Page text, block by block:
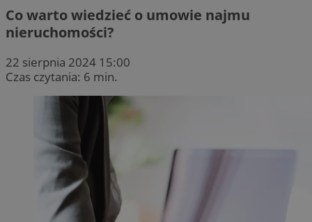
Co warto wiedzieć o umowie najmu
nieruchomości?
22 sierpnia 2024 15:00
Czas czytania: 6 min.